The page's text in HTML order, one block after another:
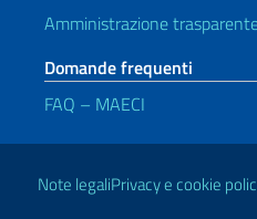
Amministrazione
Domande frequenti
FAQ – MAECI
Link Utili
Note legaliPrivacy e cookie